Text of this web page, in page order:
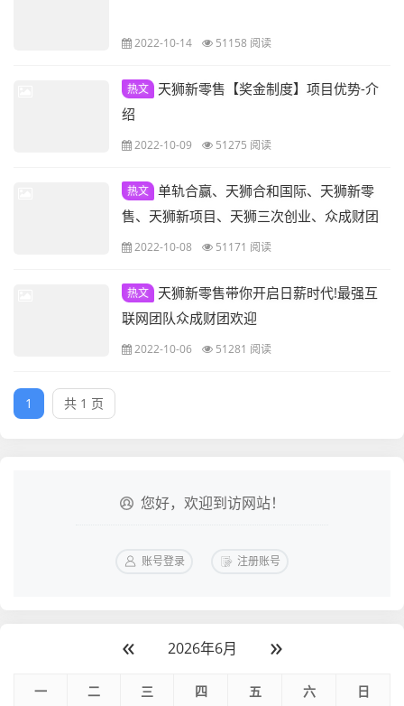
2022-10-14 51158 阅读
热文
天狮新零售【奖金制度】项目优势-介
绍
2022-10-09 51275 阅读
热文 单轨合赢、天狮合和国际、天狮新零
售、天狮新项目、天狮三次创业、众成财团
精英团队 天狮第三次创业天狮集团新零售大
2022-10-08 51171 阅读
热文
天狮新零售带你开启日薪时代!最强互
联网团队众成财团欢迎
2022-10-06 51281 阅读
1 共 1 页
您好，欢迎到访网站！
账号登录 注册账号
« 2026年6月 »
一 二 三 四 五 六 日